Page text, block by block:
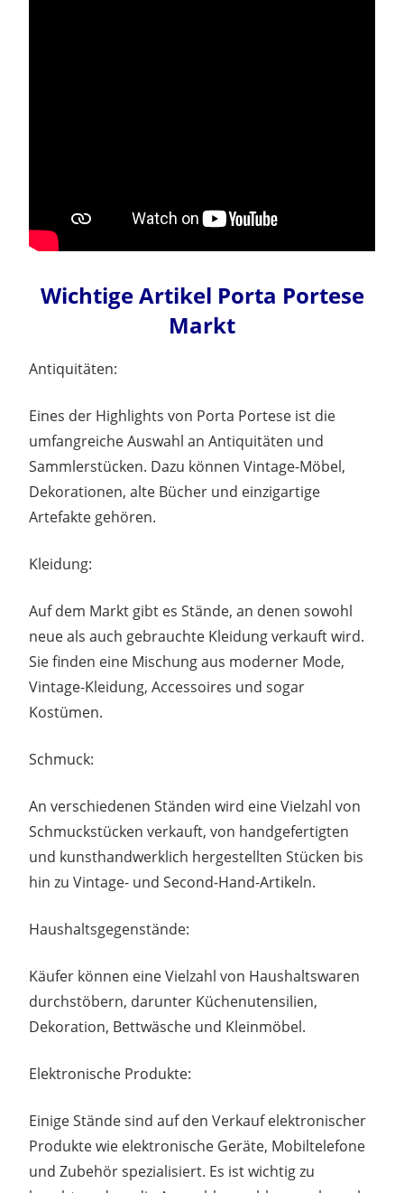
Wichtige Artikel Porta Portese
Markt
Antiquitäten:
Eines der Highlights von Porta Portese ist die
umfangreiche Auswahl an Antiquitäten und
Sammlerstücken. Dazu können Vintage-Möbel,
Dekorationen, alte Bücher und einzigartige
Artefakte gehören.
Kleidung:
Auf dem Markt gibt es Stände, an denen sowohl
neue als auch gebrauchte Kleidung verkauft wird.
Sie finden eine Mischung aus moderner Mode,
Vintage-Kleidung, Accessoires und sogar
Kostümen.
Schmuck:
An verschiedenen Ständen wird eine Vielzahl von
Schmuckstücken verkauft, von handgefertigten
und kunsthandwerklich hergestellten Stücken bis
hin zu Vintage- und Second-Hand-Artikeln.
Haushaltsgegenstände:
Käufer können eine Vielzahl von Haushaltswaren
durchstöbern, darunter Küchenutensilien,
Dekoration, Bettwäsche und Kleinmöbel.
Elektronische Produkte:
Einige Stände sind auf den Verkauf elektronischer
Produkte wie elektronische Geräte, Mobiltelefone
und Zubehör spezialisiert. Es ist wichtig zu